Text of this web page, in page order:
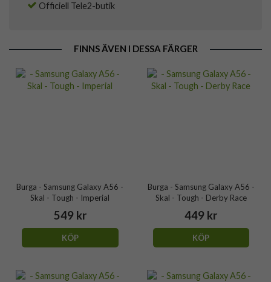
Officiell Tele2-butik
FINNS ÄVEN I DESSA FÄRGER
Burga - Samsung Galaxy A56 -
Skal - Tough - Imperial
549 kr
KÖP
Burga - Samsung Galaxy A56 -
Skal - Tough - Derby Race
449 kr
KÖP